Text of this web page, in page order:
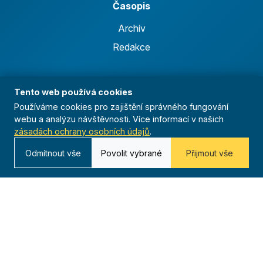
Časopis
Archiv
Redakce
Kurská 792/3,
625 00 Brno
IČO 00544833
ustredi@orel.cz
Kontaktujte nás
Tento web používá cookies
Používáme cookies pro zajištění správného fungování
webu a analýzu návštěvnosti. Více informací v našich
zásadách ochrany osobních údajů.
Odmítnout vše Povolit vybrané Přijmout vše